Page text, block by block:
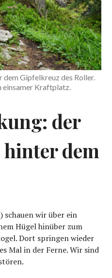
dem Gipfelkreuz des Roller.
einsamer Kraftplatz.
der
hinter dem
schauen wir über ein
Hügel hinüber zum
Dort springen wieder
Mal in der Ferne. Wir sind